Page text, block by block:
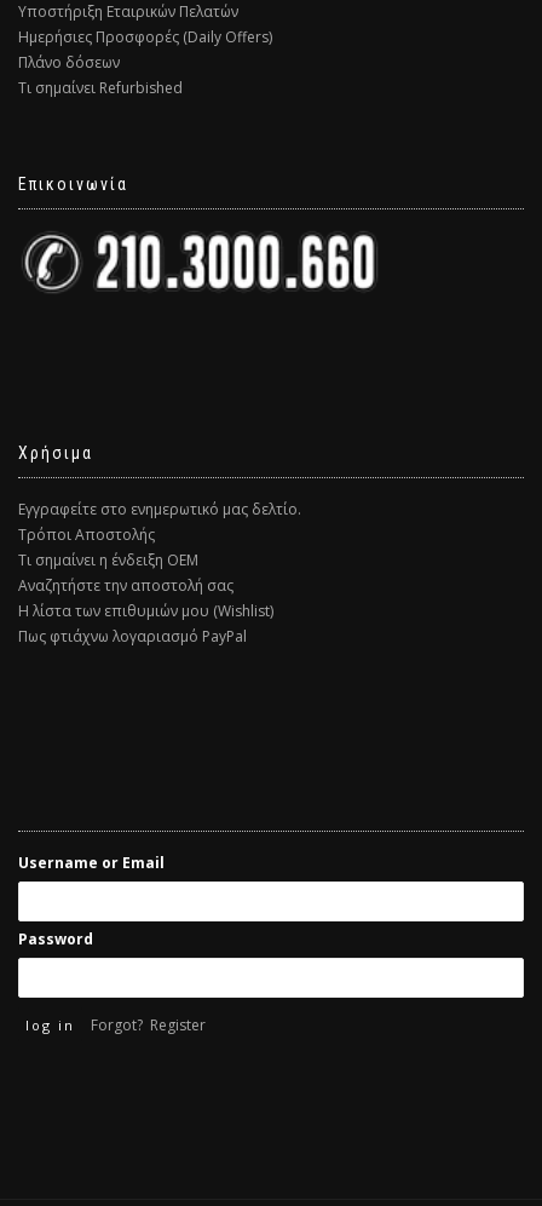
Υποστήριξη Εταιρικών Πελατών
Ημερήσιες Προσφορές (Daily Offers)
Πλάνο δόσεων
Τι σημαίνει Refurbished
Επικοινωνία
Χρήσιμα
Εγγραφείτε στο ενημερωτικό μας δελτίο.
Τρόποι Αποστολής
Τι σημαίνει η ένδειξη ΟΕΜ
Αναζητήστε την αποστολή σας
Η λίστα των επιθυμιών μου (Wishlist)
Πως φτιάχνω λογαριασμό PayPal
Username or Email
Password
Forgot? Register